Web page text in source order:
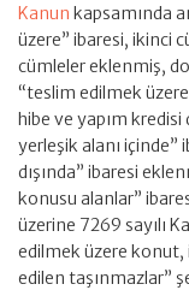
Kanun kapsamında
üzere” ibaresi, ikinci
cümleler eklenmiş,
“teslim edilmek
hibe ve yapım
yerleşik alanı
dışında” ibaresi
konusu alanlar”
üzerine 7269 sayılı
edilmek üzere konut,
edilen taşınmazlar”